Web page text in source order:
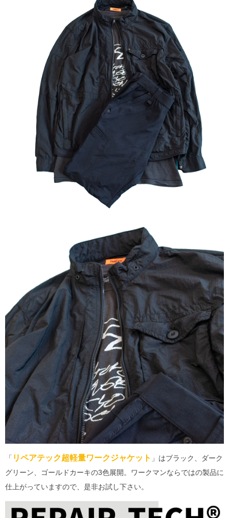
「 リペアテック超軽量ワークジャケット 」はブラック、ダーク
グリーン、ゴールドカーキの3色展開。ワークマンならではの製品に
仕上がっていますので、是非お試し下さい。